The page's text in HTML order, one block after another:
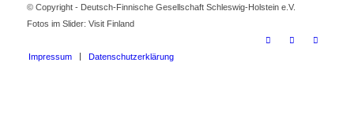
© Copyright - Deutsch-Finnische Gesellschaft Schleswig-Holstein e.V.
Fotos im Slider: Visit Finland
Impressum Datenschutzerklärung